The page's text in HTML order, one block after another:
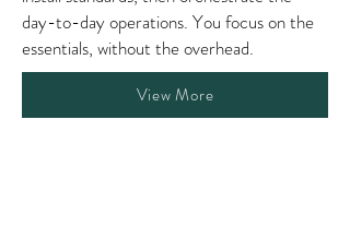
day-to-day operations. You focus on the
essentials, without the overhead.
View More